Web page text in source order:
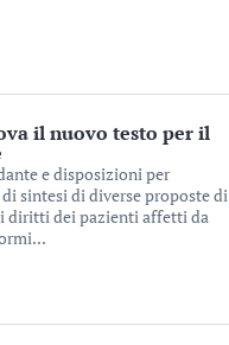
il nuovo testo per il
e disposizioni per
sintesi di diverse proposte di
diritti dei pazienti affetti da